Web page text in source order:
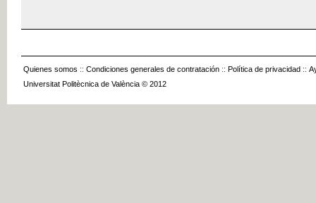
Quienes somos :: Condiciones generales de contratación :: Política de privacidad ::
Universitat Politècnica de València © 2012